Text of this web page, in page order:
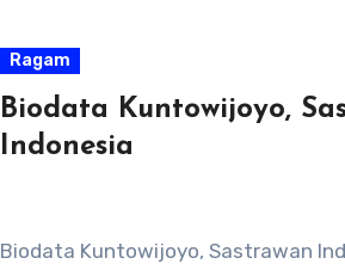
Ragam
Biodata Kuntowijoyo,
Indonesia
Biodata Kuntowijoyo, Sastrawan